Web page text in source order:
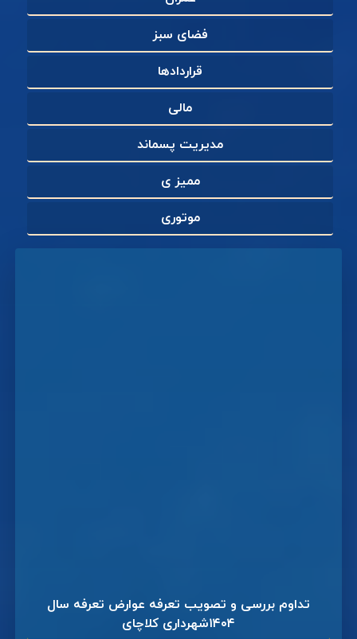
فضای سبز
قراردادها
مالی
مدیریت پسماند
ممیز ی
موتوری
تداوم بررسی و تصویب تعرفه عوارض تعرفه سال
۱۴۰۴شهرداری کلاچای